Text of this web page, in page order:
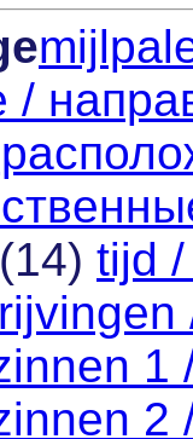
/
(14) tijd
1
2